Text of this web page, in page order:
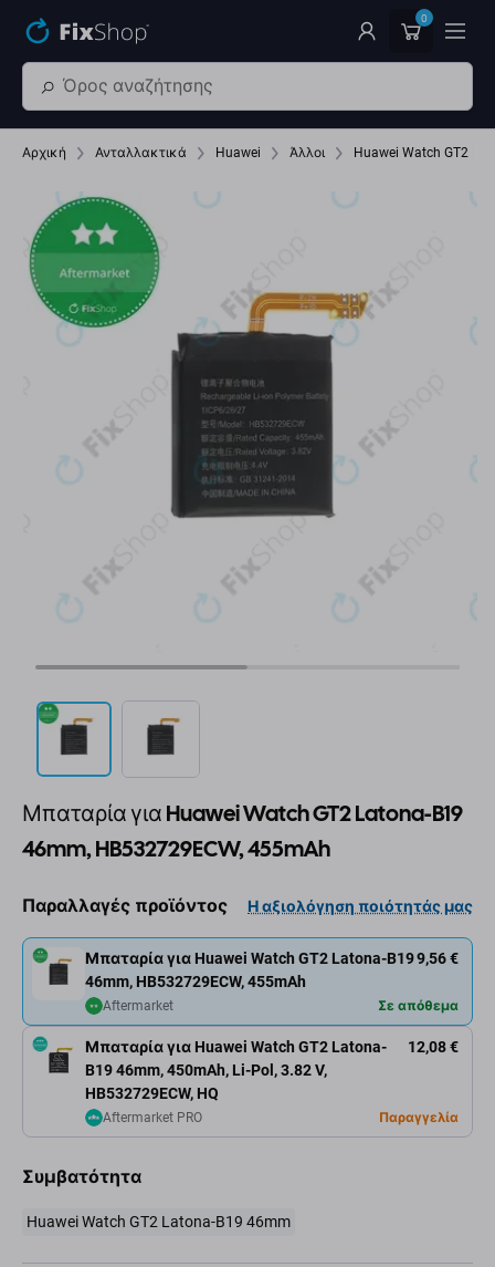
0
Αρχική Ανταλλακτικά Huawei Άλλοι Huawei Watch GT2
Μπαταρία για Huawei Watch GT2 Latona-B19
46mm, HB532729ECW, 455mAh
Παραλλαγές προϊόντος Η αξιολόγηση ποιότητάς μας
Μπαταρία για Huawei Watch GT2 Latona-
B19 46mm, 450mAh, Li-Pol, 3.82 V,
HB532729ECW, HQ
12,08 €
Aftermarket PRO Παραγγελία
Μπαταρία για Huawei Watch GT2 Latona-B19
46mm, HB532729ECW, 455mAh
9,56 €
Aftermarket Σε απόθεμα
Συμβατότητα
Huawei Watch GT2 Latona-B19 46mm